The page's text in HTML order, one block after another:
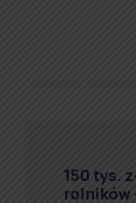
150 tys.
rolników